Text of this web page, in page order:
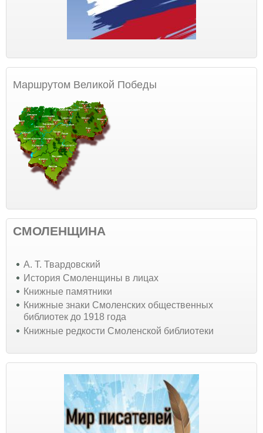
Маршрутом Великой Победы
СМОЛЕНЩИНА
А. Т. Твардовский
История Смоленщины в лицах
Книжные памятники
Книжные знаки Смоленских общественных
библиотек до 1918 года
Книжные редкости Смоленской библиотеки